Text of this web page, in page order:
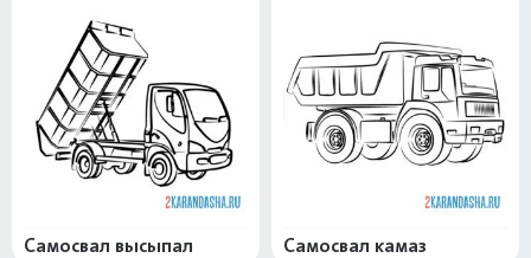
Самосвал высыпал Самосвал камаз